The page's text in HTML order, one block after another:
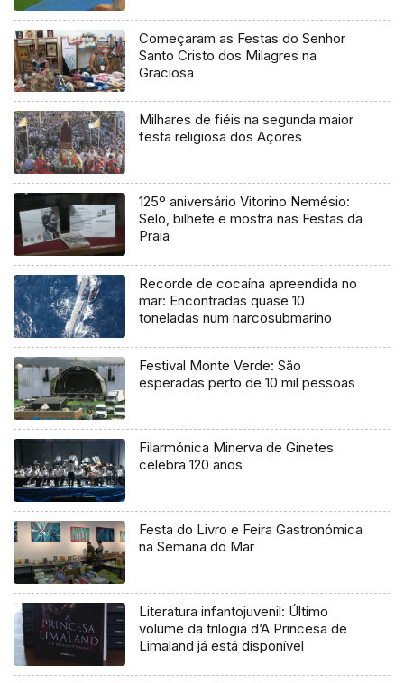
Começaram as Festas do Senhor
Santo Cristo dos Milagres na
Graciosa
Milhares de fiéis na segunda maior
festa religiosa dos Açores
125º aniversário Vitorino Nemésio:
Selo, bilhete e mostra nas Festas da
Praia
Recorde de cocaína apreendida no
mar: Encontradas quase 10
toneladas num narcosubmarino
Festival Monte Verde: São
esperadas perto de 10 mil pessoas
Filarmónica Minerva de Ginetes
celebra 120 anos
Festa do Livro e Feira Gastronómica
na Semana do Mar
Literatura infantojuvenil: Último
volume da trilogia d’A Princesa de
Limaland já está disponível